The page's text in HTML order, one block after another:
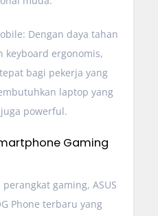
Dengan daya tahan
keyboard ergonomis,
bagi pekerja yang
laptop yang
powerful.
Gaming
gaming, ASUS
Phone terbaru yang